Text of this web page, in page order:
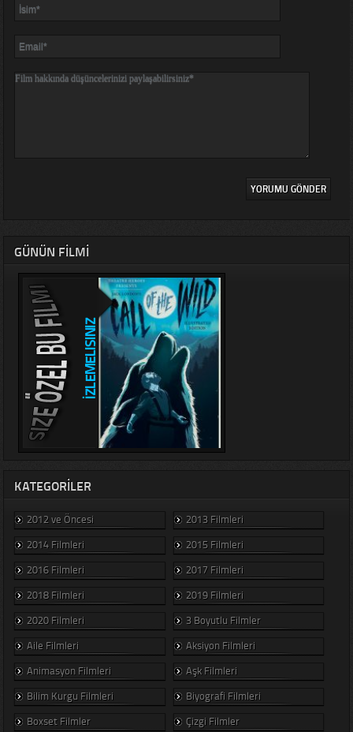
GÜNÜN FILMI
KATEGORILER
2012 ve Öncesi
2013 Filmleri
2014 Filmleri
2015 Filmleri
2016 Filmleri
2017 Filmleri
2018 Filmleri
2019 Filmleri
2020 Filmleri
3 Boyutlu Filmler
Aile Filmleri
Aksiyon Filmleri
Animasyon Filmleri
Aşk Filmleri
Bilim Kurgu Filmleri
Biyografi Filmleri
Boxset Filmler
Çizgi Filmler